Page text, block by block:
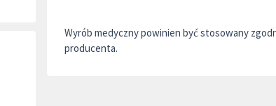
Wyrób medyczny powinien być stosowany
producenta.